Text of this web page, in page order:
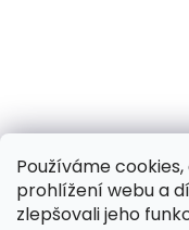
Používáme
prohlížení webu a
zlepšovali jeho